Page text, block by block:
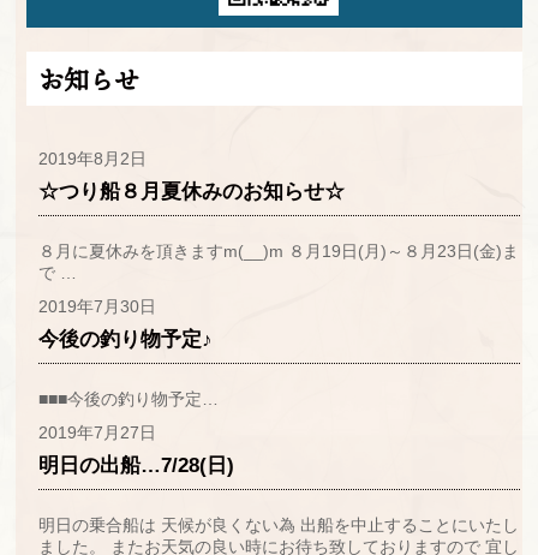
お知らせ
2019年8月2日
☆つり船８月夏休みのお知らせ☆
８月に夏休みを頂きますm(__)m ８月19日(月)～８月23日(金)ま
で …
2019年7月30日
今後の釣り物予定♪
■■■今後の釣り物予定…
2019年7月27日
明日の出船…7/28(日)
明日の乗合船は 天候が良くない為 出船を中止することにいたし
ました。 またお天気の良い時にお待ち致しておりますので 宜し